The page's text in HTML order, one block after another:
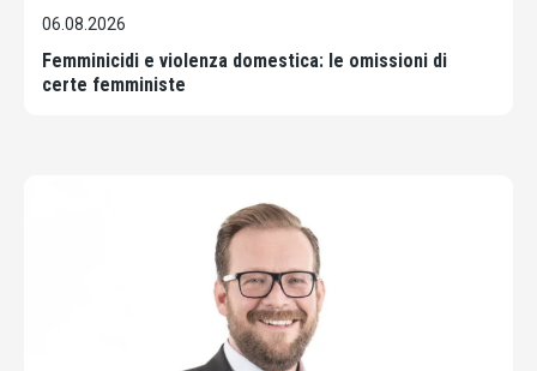
06.08.2026
Femminicidi e violenza domestica: le omissioni di
certe femministe